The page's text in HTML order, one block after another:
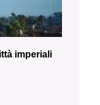
imperiali